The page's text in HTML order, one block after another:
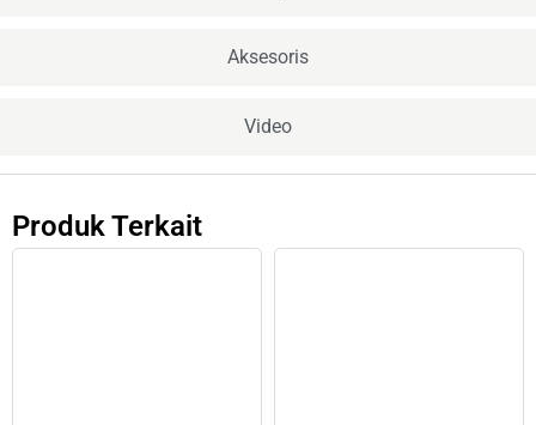
Aksesoris
Video
Produk Terkait